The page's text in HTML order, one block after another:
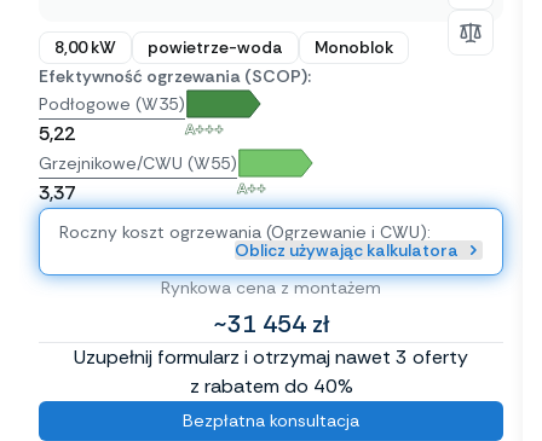
8,00 kW powietrze-woda
Monoblok
Efektywność ogrzewania (SCOP):
Podłogowe (W35)
5,22 A+++
Grzejnikowe/CWU (W55)
3,37 A++
Roczny koszt ogrzewania (Ogrzewanie i CWU):
Oblicz używając kalkulatora
Rynkowa cena z montażem
~31 454 zł
Uzupełnij formularz i otrzymaj nawet 3 oferty
z rabatem do 40%
Bezpłatna konsultacja